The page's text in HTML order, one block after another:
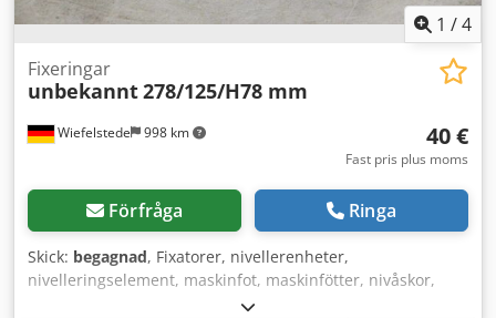
1 /4
Wiefelstede 998 km
Fixeringar
unbekannt278/125/H78 mm
40 €
Fast pris plus moms
Förfråga Ringa
Skick: begagnad, Fixatorer, nivellerenheter,
nivelleringselement, maskinfot, maskinfötter, nivåskor,
maskinfundament, nivellersko, kilskor, maskinstöd,